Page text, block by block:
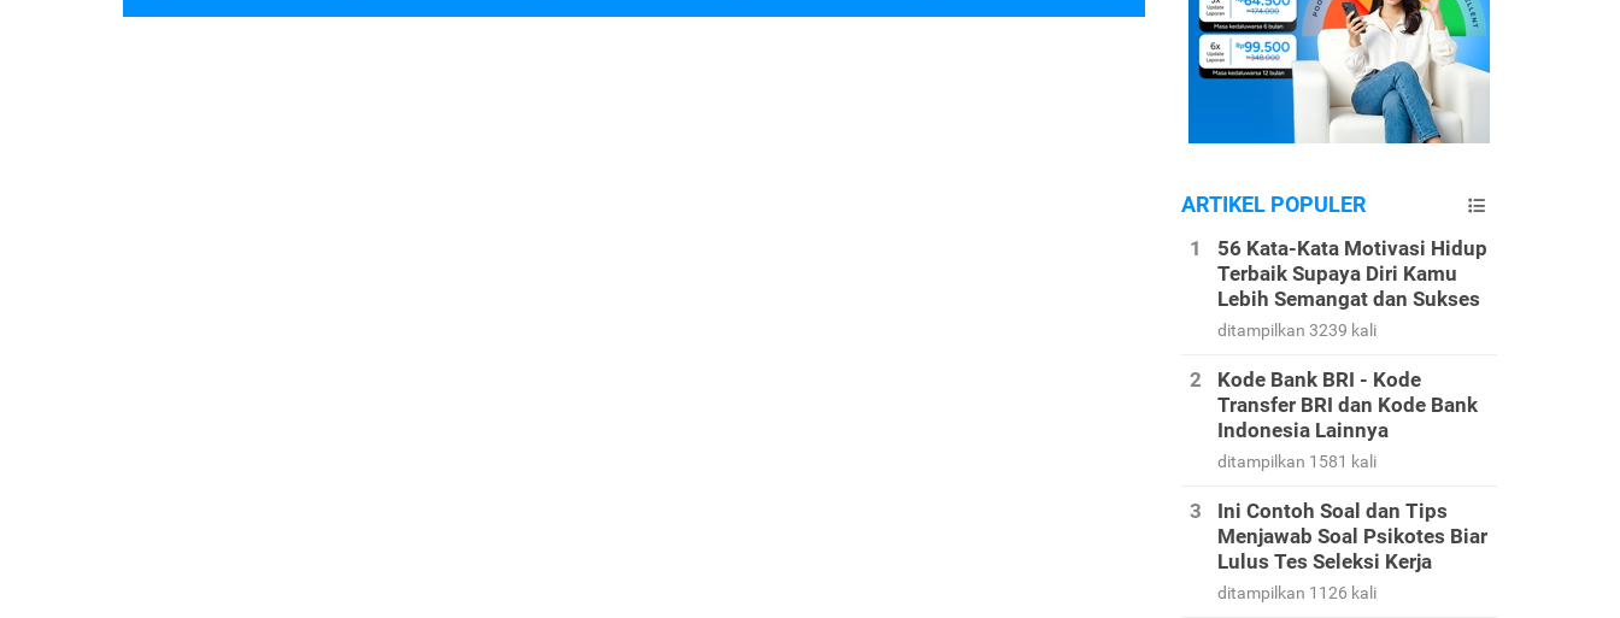
ARTIKEL POPULER
56 Kata-Kata Motivasi Hidup
Terbaik Supaya Diri Kamu
Lebih Semangat dan Sukses
ditampilkan 3239 kali
Kode Bank BRI - Kode
Transfer BRI dan Kode Bank
Indonesia Lainnya
ditampilkan 1581 kali
Ini Contoh Soal dan Tips
Menjawab Soal Psikotes Biar
Lulus Tes Seleksi Kerja
ditampilkan 1126 kali